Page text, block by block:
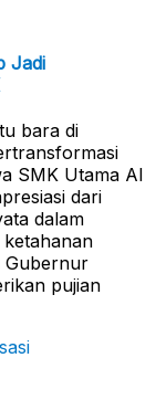
Jadi
bara di
SMK Utama Al
dari
dalam
Gubernur
pujian